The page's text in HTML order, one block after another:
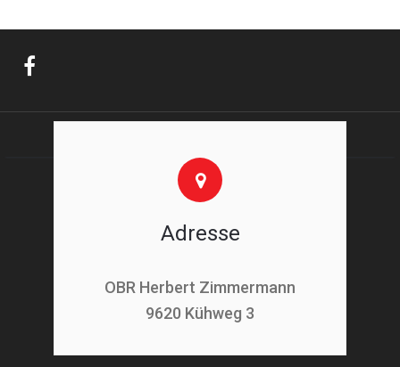
Adresse
OBR Herbert Zimmermann
9620 Kühweg 3